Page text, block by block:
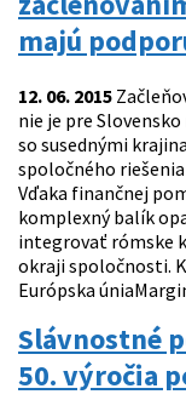
majú
12. 06. 2015
nie je pre
so susednými
spoločného
Vďaka finančnej
komplexný balík
integrovať rómske
okraji spoločnosti.
Európska
Slávnostné
50. výročia